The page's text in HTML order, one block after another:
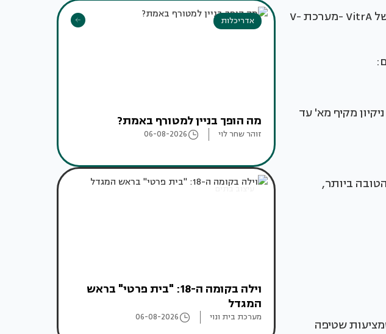
הכירו את היהלום שבחדרי האמבטיה שחברת אלגל משווקת; מדובר בפיתוח חדשני של VitrA -מערכת V-
מקיף מא' עד
ביותר,
שטיפה
אדריכלות
מה הופך בניין למטורף באמת?
זוהר שחר לוי 06-08-2026
עיצוב בתים
וילה בקומה ה-18: "בית פרטי" בראש
המגדל
מערכת בית ונוי 06-08-2026